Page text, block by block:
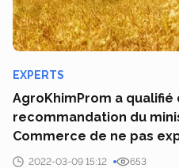
EXPERTS
AgroKhimProm a
recommandation du
Commerce de ne pas
2022-03-09 15:12 653